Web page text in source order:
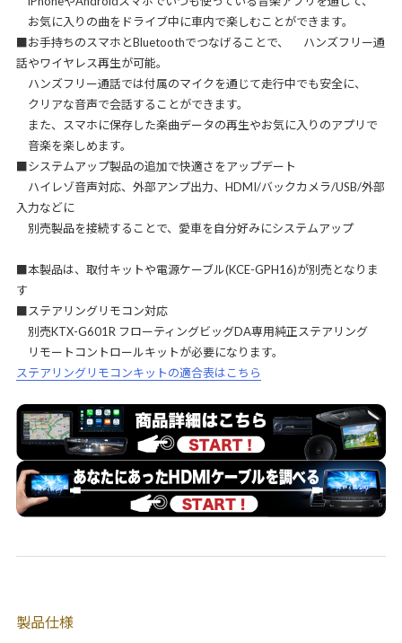
お気に入りの曲をドライブ中に車内で楽しむことができます。
■お手持ちのスマホとBluetoothでつなげることで、 ハンズフリー通
話やワイヤレス再生が可能。
ハンズフリー通話では付属のマイクを通じて走行中でも安全に、
クリアな音声で会話することができます。
また、スマホに保存した楽曲データの再生やお気に入りのアプリで
音楽を楽しめます。
■システムアップ製品の追加で快適さをアップデート
ハイレゾ音声対応、外部アンプ出力、HDMI/バックカメラ/USB/外部
入力などに
別売製品を接続することで、愛車を自分好みにシステムアップ
■本製品は、取付キットや電源ケーブル(KCE-GPH16)が別売となりま
す
■ステアリングリモコン対応
別売KTX-G601R フローティングビッグDA専用純正ステアリング
リモートコントロールキットが必要になります。
ステアリングリモコンキットの適合表はこちら
製品仕様